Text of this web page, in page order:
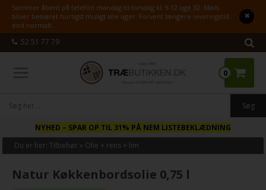
Sommer åbent på telefon mandag til torsdag kl. 9-12 uge 32. Mails
bliver besvaret hurtigst muligt alle uger. Forvent længere leveringstid
end normalt.
52 51 77 79
0
NYHED – SPAR OP TIL 31% PÅ NEM LISTEBEKLÆDNING
Du er her:Tilbehør » Olie + rens + lim
Natur Køkkenbordsolie 0,75 l